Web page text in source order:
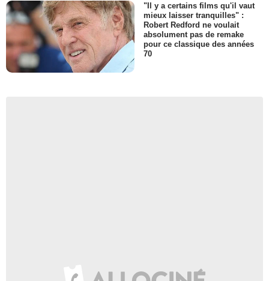
"Il y a certains films qu'il vaut
mieux laisser tranquilles" :
Robert Redford ne voulait
absolument pas de remake
pour ce classique des années
70